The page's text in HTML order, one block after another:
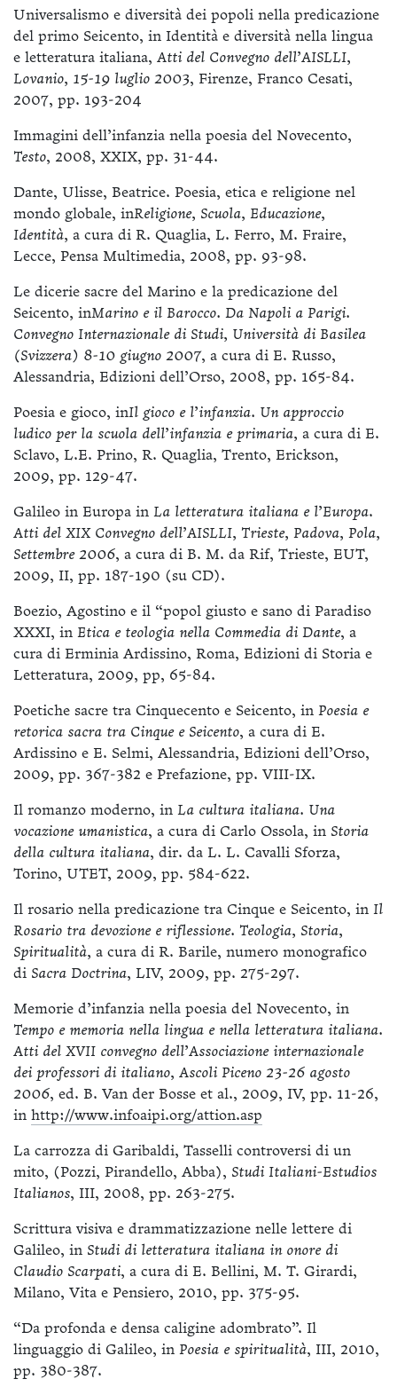
Universalismo e diversità dei popoli nella predicazione
del primo Seicento, in Identità e diversità nella lingua
e letteratura italiana, Atti del Convegno dell’AISLLI,
Lovanio, 15-19 luglio 2003, Firenze, Franco Cesati,
2007, pp. 193-204
Immagini dell’infanzia nella poesia del Novecento,
Testo, 2008, XXIX, pp. 31-44.
Dante, Ulisse, Beatrice. Poesia, etica e religione nel
mondo globale, inReligione, Scuola, Educazione,
Identità, a cura di R. Quaglia, L. Ferro, M. Fraire,
Lecce, Pensa Multimedia, 2008, pp. 93-98.
Le dicerie sacre del Marino e la predicazione del
Seicento, inMarino e il Barocco. Da Napoli a Parigi.
Convegno Internazionale di Studi, Università di Basilea
(Svizzera) 8-10 giugno 2007, a cura di E. Russo,
Alessandria, Edizioni dell’Orso, 2008, pp. 165-84.
Poesia e gioco, inIl gioco e l’infanzia. Un approccio
ludico per la scuola dell’infanzia e primaria, a cura di E.
Sclavo, L.E. Prino, R. Quaglia, Trento, Erickson,
2009, pp. 129-47.
Galileo in Europa in La letteratura italiana e l’Europa.
Atti del XIX Convegno dell’AISLLI, Trieste, Padova, Pola,
Settembre 2006, a cura di B. M. da Rif, Trieste, EUT,
2009, II, pp. 187-190 (su CD).
Boezio, Agostino e il “popol giusto e sano di Paradiso
XXXI, in Etica e teologia nella Commedia di Dante, a
cura di Erminia Ardissino, Roma, Edizioni di Storia e
Letteratura, 2009, pp, 65-84.
Poetiche sacre tra Cinquecento e Seicento, in Poesia e
retorica sacra tra Cinque e Seicento, a cura di E.
Ardissino e E. Selmi, Alessandria, Edizioni dell’Orso,
2009, pp. 367-382 e Prefazione, pp. VIII-IX.
Il romanzo moderno, in La cultura italiana. Una
vocazione umanistica, a cura di Carlo Ossola, in Storia
della cultura italiana, dir. da L. L. Cavalli Sforza,
Torino, UTET, 2009, pp. 584-622.
Il rosario nella predicazione tra Cinque e Seicento, in Il
Rosario tra devozione e riflessione. Teologia, Storia,
Spiritualità, a cura di R. Barile, numero monografico
di Sacra Doctrina, LIV, 2009, pp. 275-297.
Memorie d’infanzia nella poesia del Novecento, in
Tempo e memoria nella lingua e nella letteratura italiana.
Atti del XVII convegno dell’Associazione internazionale
dei professori di italiano, Ascoli Piceno 23-26 agosto
2006, ed. B. Van der Bosse et al., 2009, IV, pp. 11-26,
in http://www.infoaipi.org/attion.asp
La carrozza di Garibaldi, Tasselli controversi di un
mito, (Pozzi, Pirandello, Abba), Studi Italiani-Estudios
Italianos, III, 2008, pp. 263-275.
Scrittura visiva e drammatizzazione nelle lettere di
Galileo, in Studi di letteratura italiana in onore di
Claudio Scarpati, a cura di E. Bellini, M. T. Girardi,
Milano, Vita e Pensiero, 2010, pp. 375-95.
“Da profonda e densa caligine adombrato”. Il
linguaggio di Galileo, in Poesia e spiritualità, III, 2010,
pp. 380-387.